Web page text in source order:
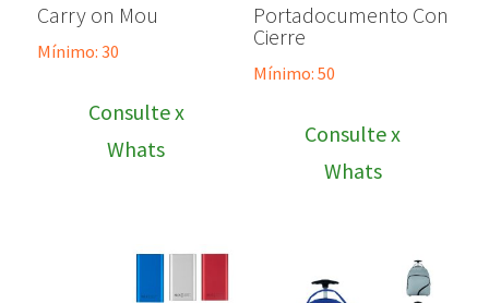
Carry on Mou
Mínimo: 30
Consulte x
Whats
Portadocumento Con
Cierre
Mínimo: 50
Consulte x
Whats